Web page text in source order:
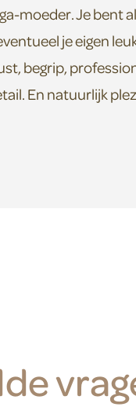
moeder. Je bent
je eigen
begrip,
En natuurlijk